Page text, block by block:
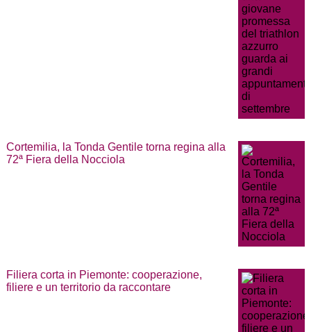
Cortemilia, la Tonda Gentile torna regina alla
72ª Fiera della Nocciola
Filiera corta in Piemonte: cooperazione,
filiere e un territorio da raccontare